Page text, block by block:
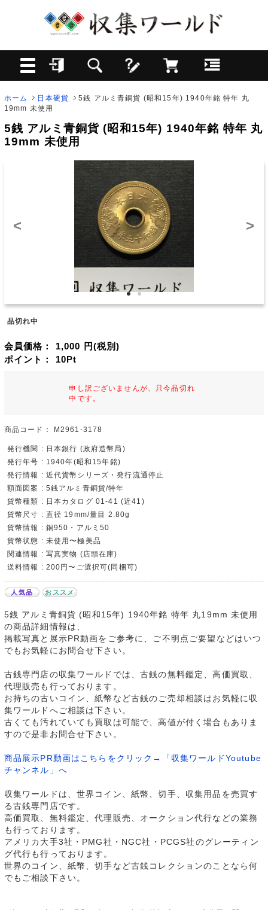
ホーム 日本硬貨
5銭 アルミ青銅貨 (昭和15年) 1940年銘 特年 丸
19mm 未使用
5銭 アルミ青銅貨 (昭和15年) 1940年銘 特年 丸
19mm 未使用
< >
品切れ中
会員価格： 1,000 円(税別)
ポイント： 10Pt
申し訳ございませんが、只今品切れ
中です。
商品コード： M2961-3178
発行機関 : 日本銀行 (政府造幣局)
発行年号 : 1940年(昭和15年銘)
発行情報 : 近代貨幣シリーズ・発行流通停止
額面図案 : 5銭アルミ青銅貨/特年
貨幣種類 : 日本カタログ 01-41 (近41)
貨幣尺寸 : 直径 19mm/量目 2.80g
貨幣情報 : 銅950・アルミ50
貨幣状態 : 未使用〜極美品
関連情報 : 写真実物 (店頭在庫)
送料情報 : 200円〜ご選択可(同梱可)
人気品 おススメ
5銭 アルミ青銅貨 (昭和15年) 1940年銘 特年 丸19mm 未使用
の商品詳細情報は、
掲載写真と展示PR動画をご参考に、ご不明点ご要望などはいつ
でもお気軽にお問合せ下さい。
古銭専門店の収集ワールドでは、古銭の無料鑑定、高価買取、
代理販売も行っております。
お持ちの古いコイン、紙幣など古銭のご売却相談はお気軽に収
集ワールドへご相談は下さい。
古くても汚れていても買取は可能で、高値が付く場合もありま
すので是非お問合せ下さい。
商品展示PR動画はこちらをクリック→「収集ワールドYoutube
チャンネル」へ
収集ワールドは、世界コイン、紙幣、切手、収集用品を売買す
る古銭専門店です。
高価買取、無料鑑定、代理販売、オークション代行などの業務
も行っております。
アメリカ大手3社・PMG社・NGC社・PCGS社のグレーティン
グ代行も行っております。
世界のコイン、紙幣、切手など古銭コレクションのことなら何
でもご相談下さい。